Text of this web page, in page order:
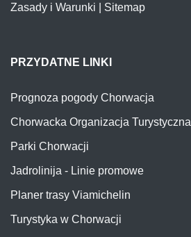
Zasady i Warunki
Sitemap
PRZYDATNE LINKI
Prognoza pogody Chorwacja
Chorwacka Organizacja Turystyczna
Parki Chorwacji
Jadrolinija - Linie promowe
Planer trasy Viamichelin
Turystyka w Chorwacji